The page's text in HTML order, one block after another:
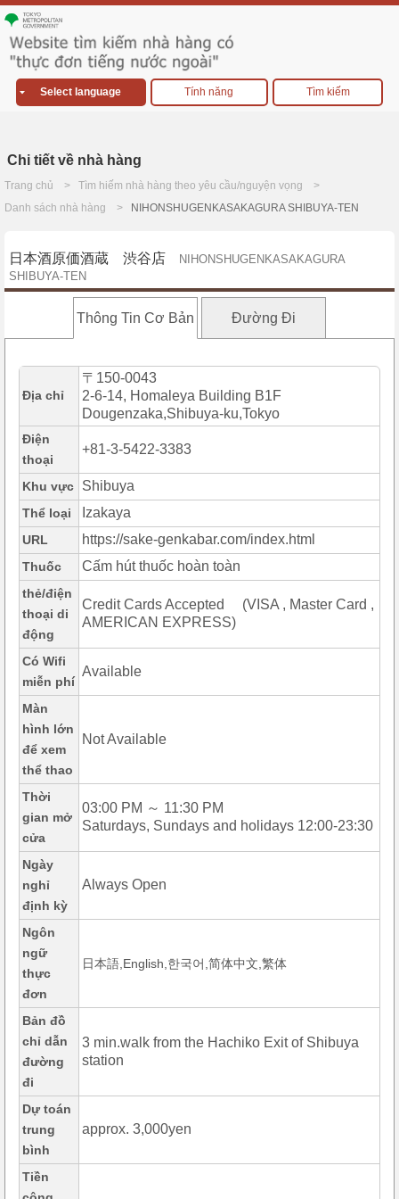
Select language Tính năng Tìm kiếm
Chi tiết về nhà hàng
Trang chủ
Tìm hiếm nhà hàng theo yêu cầu/nguyện vọng
Danh sách nhà hàng
NIHONSHUGENKASAKAGURA SHIBUYA-TEN
日本酒原価酒蔵 渋谷店
NIHONSHUGENKASAKAGURA
SHIBUYA-TEN
Thông Tin Cơ Bản Đường Đi
Địa chỉ
〒150-0043
2-6-14, Homaleya Building B1F
Dougenzaka,Shibuya-ku,Tokyo
Điện
thoại
+81-3-5422-3383
Khu vực Shibuya
Thể loại Izakaya
URL https://sake-genkabar.com/index.html
Thuốc Cấm hút thuốc hoàn toàn
thẻ/điện
thoại di
động
Credit Cards Accepted (VISA , Master Card ,
AMERICAN EXPRESS)
Có Wifi
miễn phí
Available
Màn
hình lớn
để xem
thể thao
Not Available
Thời
gian mở
cửa
03:00 PM ～ 11:30 PM
Saturdays, Sundays and holidays 12:00-23:30
Ngày
nghỉ
định kỳ
Always Open
Ngôn
ngữ
thực
đơn
日本語,English,한국어,简体中文,繁体
Bản đồ
chỉ dẫn
đường
đi
3 min.walk from the Hachiko Exit of Shibuya
station
Dự toán
trung
bình
approx. 3,000yen
Tiền